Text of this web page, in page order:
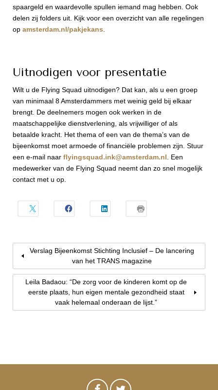
spaargeld en waardevolle spullen iemand mag hebben. Ook
delen zij folders uit. Kijk voor een overzicht van alle regelingen
op amsterdam.nl/pakjekans
Uitnodigen voor presentatie
Wilt u de Flying Squad uitnodigen? Dat kan, als u een groep
van minimaal 8 Amsterdammers met weinig geld bij elkaar
brengt. De deelnemers mogen ook werken in de
maatschappelijke dienstverlening, als vrijwilliger of als
betaalde kracht. Het thema of een van de thema’s van de
bijeenkomst moet armoede of financiële problemen zijn. Stuur
een e-mail naar flyingsquad.ink@amsterdam.nl . Een
medewerker van de Flying Squad neemt dan zo snel mogelijk
contact met u op.
Verslag Bijeenkomst Stichting Inclusief – De lancering
van het TRANS magazine
Leila Badaou: “De zorg voor de kinderen komt op de
eerste plaats, hun eigen mentale gezondheid staat
vaak helemaal onderaan de lijst.”